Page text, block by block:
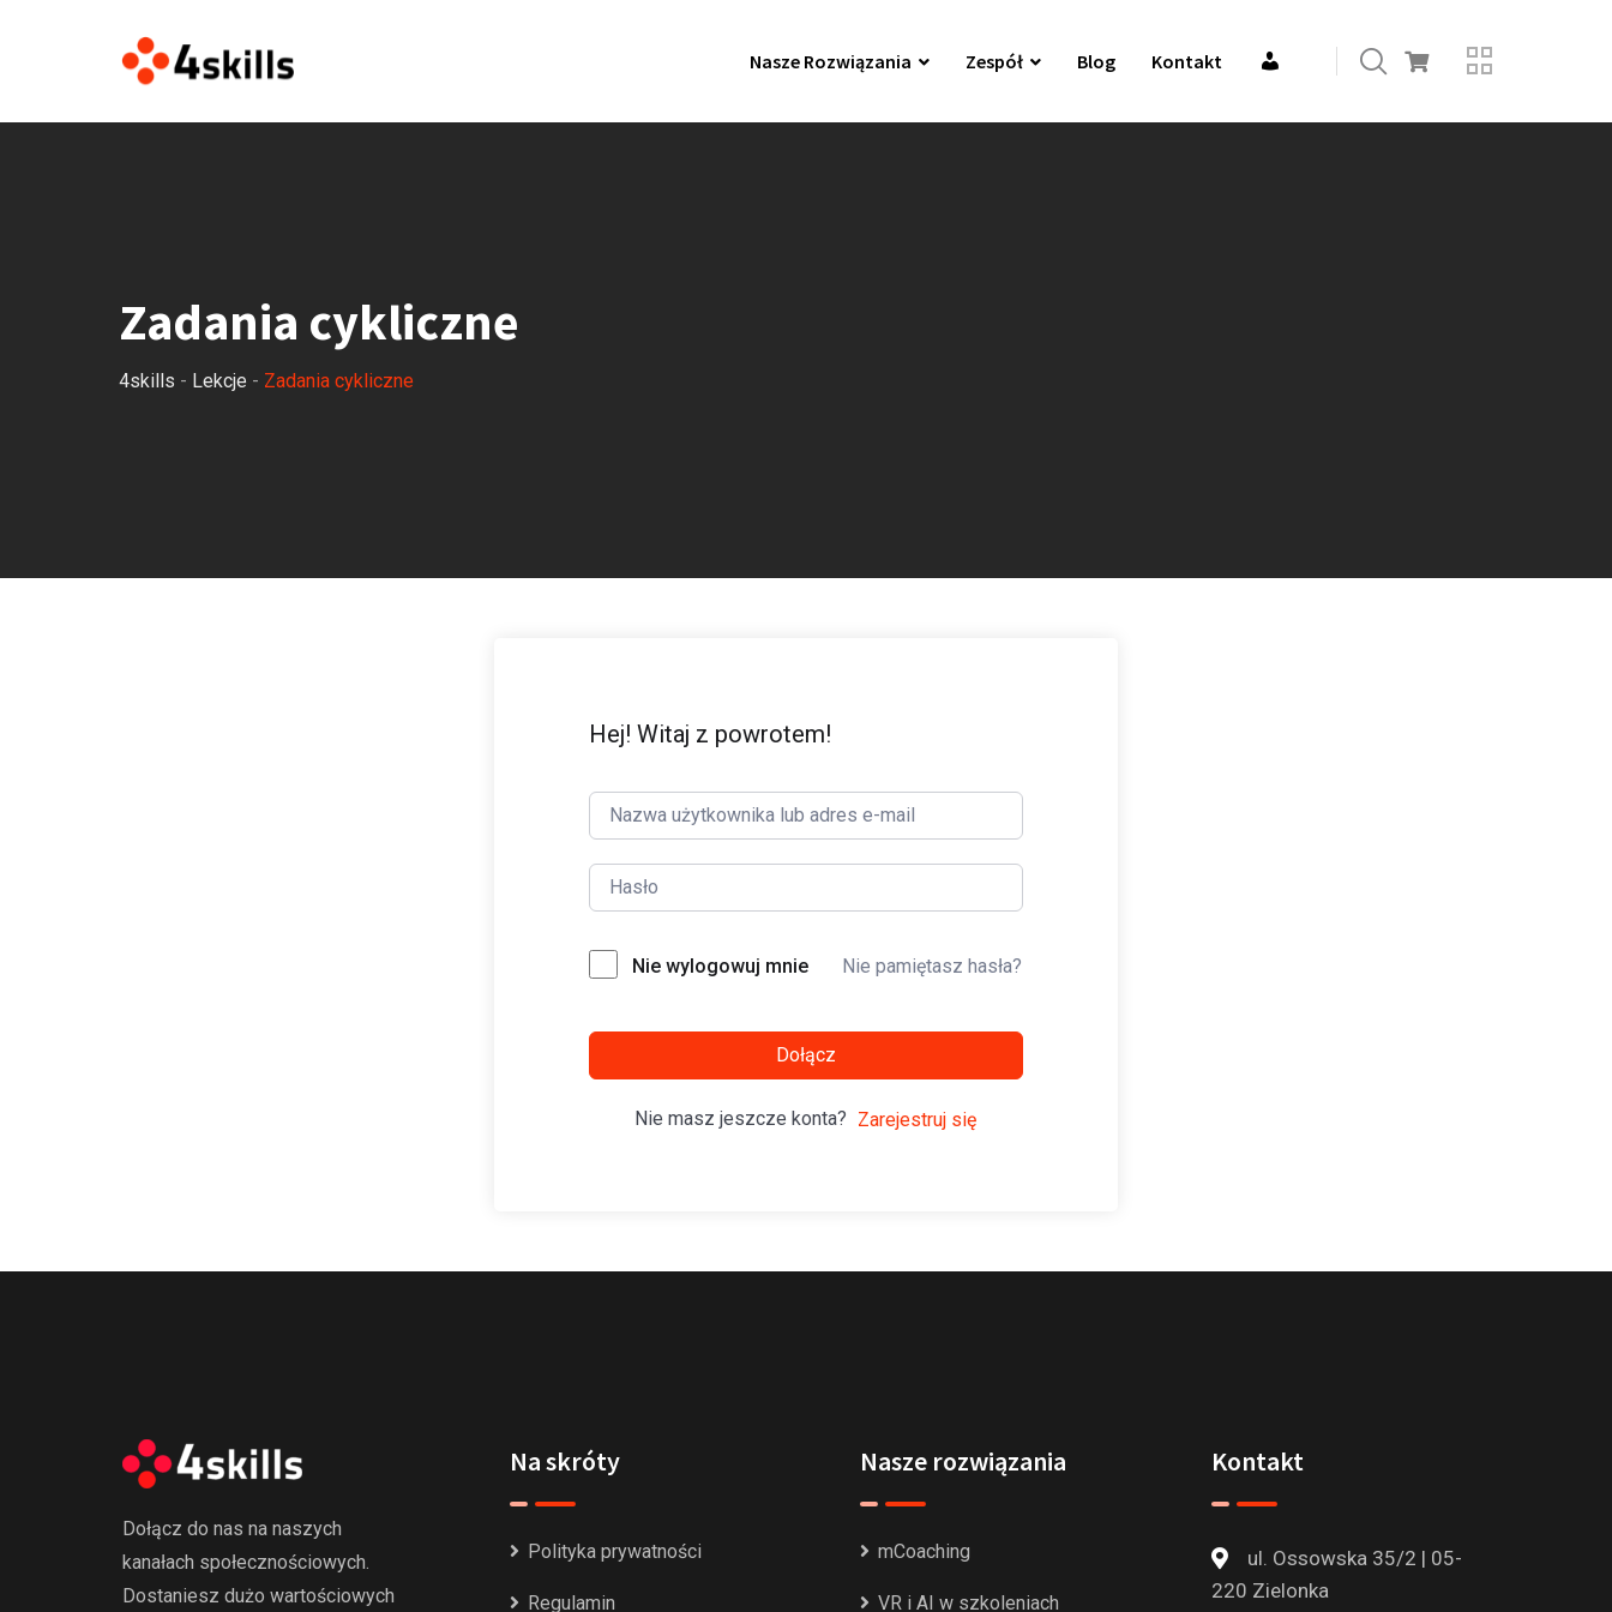
Nasze Rozwiązania Zespół Blog Kontakt
Zadania cykliczne
4skills - Lekcje - Zadania cykliczne
Hej! Witaj z powrotem!
Nie wylogowuj mnie Nie pamiętasz hasła?
Dołącz
Nie masz jeszcze konta? Zarejestruj się
Dołącz do nas na naszych
kanałach społecznościowych.
Dostaniesz dużo wartościowych
Na skróty
Polityka prywatności
Regulamin
Nasze rozwiązania
mCoaching
VR i AI w szkoleniach
Kontakt
ul. Ossowska 35/2 | 05-
220 Zielonka